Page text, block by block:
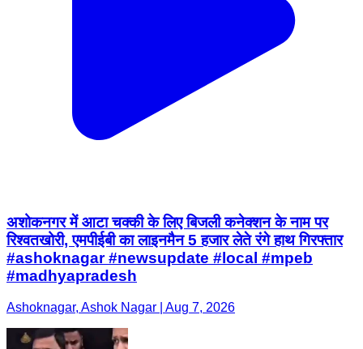
अशोकनगर में आटा चक्की के लिए बिजली कनेक्शन के नाम पर
रिश्वतखोरी, एमपीईबी का लाइनमैन 5 हजार लेते रंगे हाथ गिरफ्तार
#ashoknagar #newsupdate #local #mpeb
#madhyapradesh
Ashoknagar, Ashok Nagar | Aug 7, 2026